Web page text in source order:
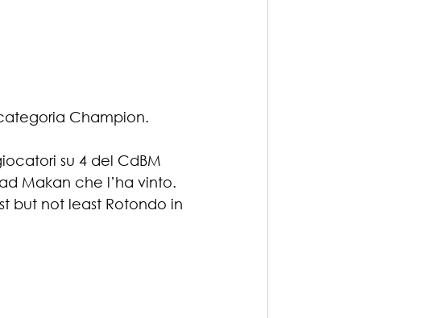
Champion.
su 4 del CdBM
Makan che l’ha vinto.
but not least Rotondo in